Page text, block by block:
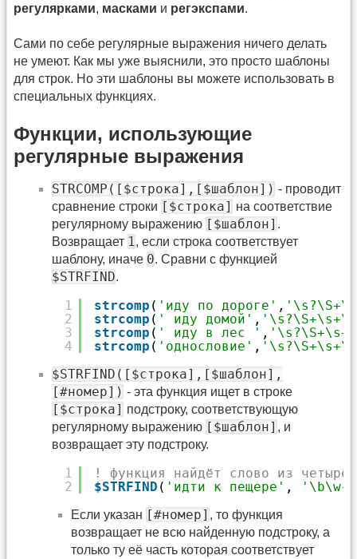
регулярками, масками и регэкспами.
Сами по себе регулярные выражения ничего делать
не умеют. Как мы уже выяснили, это просто шаблоны
для строк. Но эти шаблоны вы можете использовать в
специальных функциях.
Функции, использующие
регулярные выражения
STRCOMP([$строка],[$шаблон]) - проводит
сравнение строки [$строка] на соответствие
регулярному выражению [$шаблон] .
Возвращает 1, если строка соответствует
шаблону, иначе 0. Сравни с функцией
$STRFIND.
1
2
3
4
strcomp ( 'иду по дороге' ,
strcomp ( ' иду домой' ,
strcomp ( ' иду в лес ' ,
strcomp ( 'однословие' ,
$STRFIND([$строка],[$шаблон],
[#номер]) - эта функция ищет в строке
[$строка] подстроку, соответствующую
регулярному выражению [$шаблон] , и
возвращает эту подстроку.
1
2
! функция найдёт слово из
$STRFIND ( 'идти к пещере' ,
Если указан [#номер] , то функция
возвращает не всю найденную подстроку, а
только ту её часть которая соответствует